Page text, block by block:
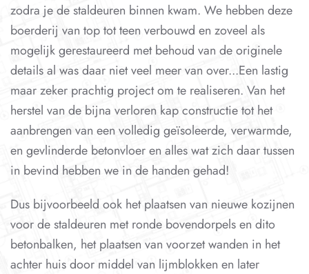
zodra je de staldeuren binnen kwam. We hebben deze
boerderij van top tot teen verbouwd en zoveel als
mogelijk gerestaureerd met behoud van de originele
details al was daar niet veel meer van over...Een lastig
maar zeker prachtig project om te realiseren. Van het
herstel van de bijna verloren kap constructie tot het
aanbrengen van een volledig geïsoleerde, verwarmde,
en gevlinderde betonvloer en alles wat zich daar tussen
in bevind hebben we in de handen gehad!
Dus bijvoorbeeld ook het plaatsen van nieuwe kozijnen
voor de staldeuren met ronde bovendorpels en dito
betonbalken, het plaatsen van voorzet wanden in het
achter huis door middel van lijmblokken en later